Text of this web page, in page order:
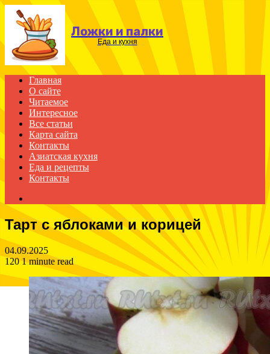
Menu
Ложки и палки
Еда и кухня
Главная
О сайте
Читаемое
Интересное
Все статьи
Карта сайта
Контакты
Азиатская кухня
Еда и рецепты
Контакты
Тарт с яблоками и корицей
04.09.2025
1201 minute read